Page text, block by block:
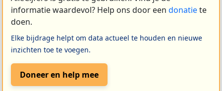
informatie waardevol? Help ons door een donatiete
doen.
Elke bijdrage helpt om data actueel te houden en nieuwe
inzichten toe te voegen.
Doneer en help mee